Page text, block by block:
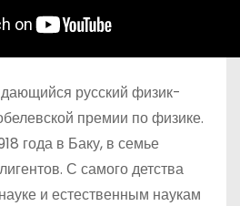
русский физик-
премии по физике.
года в Баку, в семье
С самого детства
и естественным наукам